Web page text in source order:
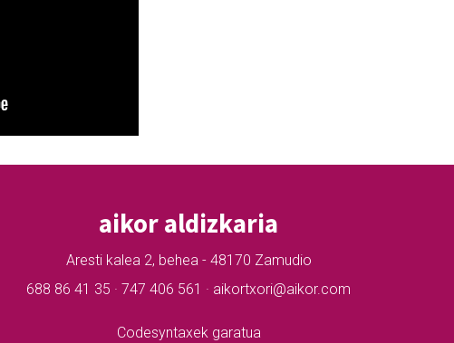
aikor aldizkaria
Aresti kalea 2, behea - 48170 Zamudio
688 86 41 35 · 747 406 561 · aikortxori@aikor.com
Codesyntaxek garatua